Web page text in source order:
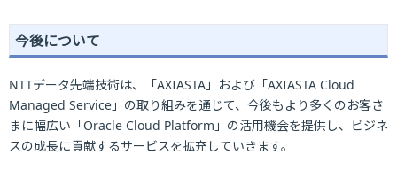
今後について
NTTデータ先端技術は、「AXIASTA」および「AXIASTA Cloud
Managed Service」の取り組みを通じて、今後もより多くのお客さ
まに幅広い「Oracle Cloud Platform」の活用機会を提供し、ビジネ
スの成長に貢献するサービスを拡充していきます。